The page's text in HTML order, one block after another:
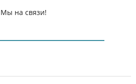
на связи!